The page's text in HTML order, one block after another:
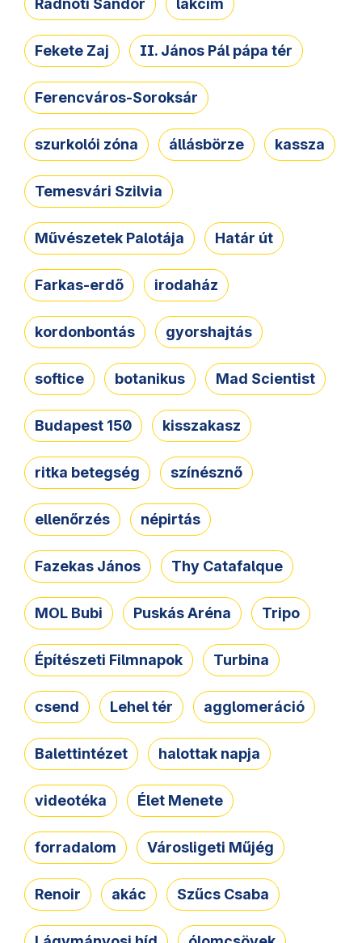
Radnóti Sándor lakcím
Fekete Zaj II. János Pál pápa tér
Ferencváros-Soroksár
szurkolói zóna állásbörze kassza
Temesvári Szilvia
Művészetek Palotája Határ út
Farkas-erdő irodaház
kordonbontás gyorshajtás
softice botanikus Mad Scientist
Budapest 150 kisszakasz
ritka betegség színésznő
ellenőrzés népirtás
Fazekas János Thy Catafalque
MOL Bubi Puskás Aréna Tripo
Építészeti Filmnapok Turbina
csend Lehel tér agglomeráció
Balettintézet halottak napja
videotéka Élet Menete
forradalom Városligeti Műjég
Renoir akác Szűcs Csaba